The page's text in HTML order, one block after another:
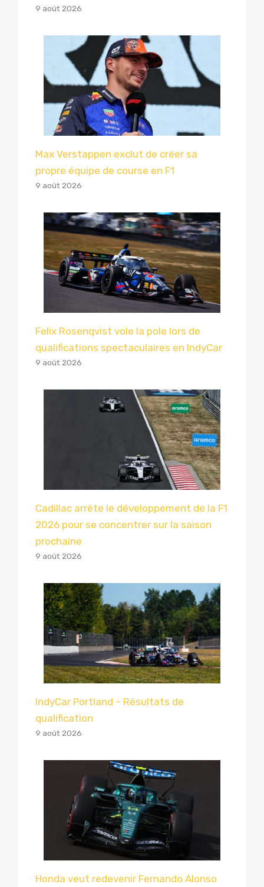
9 août 2026
Max Verstappen exclut de créer sa
propre équipe de course en F1
9 août 2026
Felix Rosenqvist vole la pole lors de
qualifications spectaculaires en IndyCar
9 août 2026
Cadillac arrête le développement de la F1
2026 pour se concentrer sur la saison
prochaine
9 août 2026
IndyCar Portland – Résultats de
qualification
9 août 2026
Honda veut redevenir Fernando Alonso